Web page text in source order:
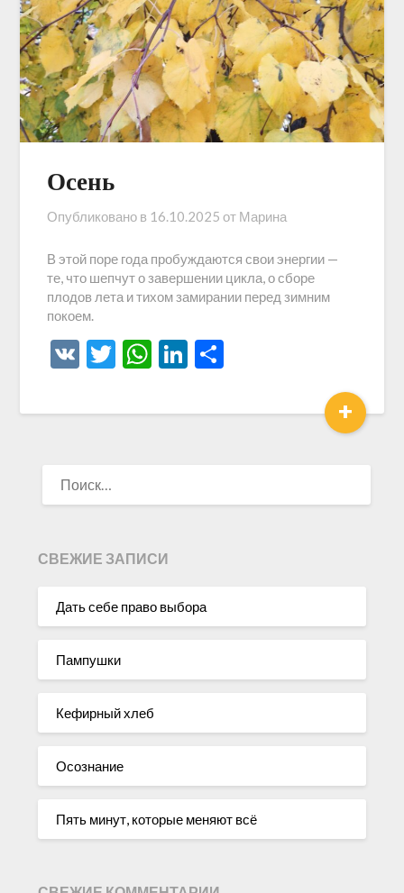
Осень
Опубликовано в 16.10.2025 от Марина
В этой поре года пробуждаются свои энергии —
те, что шепчут о завершении цикла, о сборе
плодов лета и тихом замирании перед зимним
покоем.
VK Twitter
WhatsApp
LinkedIn
+
СВЕЖИЕ ЗАПИСИ
Дать себе право выбора
Пампушки
Кефирный хлеб
Осознание
Пять минут, которые меняют всё